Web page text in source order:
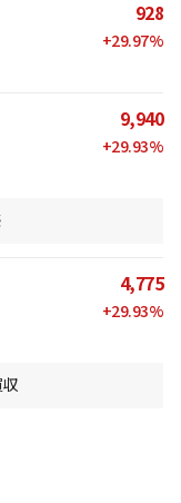
928
+29.97%
9,940
+29.93%
4,775
+29.93%